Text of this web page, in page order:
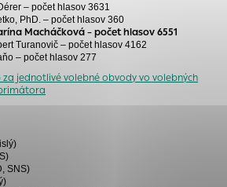
– počet hlasov 3631
PhD. – počet hlasov 360
Macháčková – počet hlasov 6551
Turanovič – počet hlasov 4162
– počet hlasov 277
za jednotlivé volebné obvody vo volebných
SNS)
sú pre prevádzku nevyhnutné a
stránky uplatniteľnými tým, že
oblastiam webovej stránky. Bez
prevádzkovateľovi stránok
stránok stránku používajú, aby